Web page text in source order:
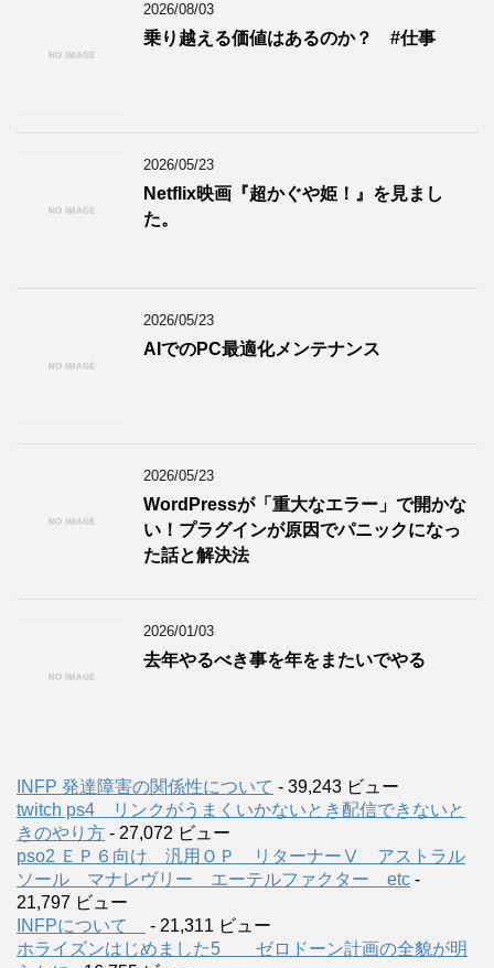
2026/08/03
乗り越える価値はあるのか？ #仕事
2026/05/23
Netflix映画『超かぐや姫！』を見まし
た。
2026/05/23
AIでのPC最適化メンテナンス
2026/05/23
WordPressが「重大なエラー」で開かな
い！プラグインが原因でパニックになっ
た話と解決法
2026/01/03
去年やるべき事を年をまたいでやる
INFP 発達障害の関係性について - 39,243 ビュー
twitch ps4 リンクがうまくいかないとき配信できないと
きのやり方 - 27,072 ビュー
pso2 ＥＰ６向け 汎用ＯＰ リターナーⅤ アストラル
ソール マナレヴリー エーテルファクター etc -
21,797 ビュー
INFPについて
- 21,311 ビュー
ホライズンはじめました5 ゼロドーン計画の全貌が明